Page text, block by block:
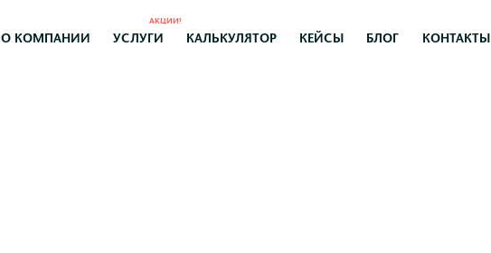
О КОМПАНИИ УСЛУГИ
АКЦИИ!
КАЛЬКУЛЯТОР КЕЙСЫ БЛОГ КОНТАКТЫ